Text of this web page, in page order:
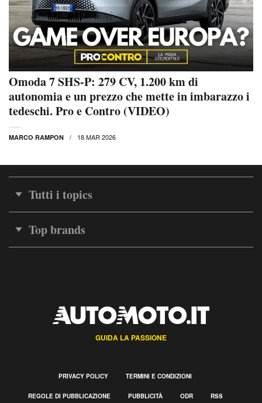
Omoda 7 SHS-P: 279 CV, 1.200 km di
autonomia e un prezzo che mette in imbarazzo i
tedeschi. Pro e Contro (VIDEO)
MARCO RAMPON 18 MAR 2026
Tutti i topics
Top brands
GUIDA LA PASSIONE
PRIVACY POLICY TERMINI E CONDIZIONI
REGOLE DI PUBBLICAZIONE PUBBLICITÀ ODR RSS